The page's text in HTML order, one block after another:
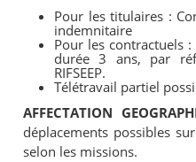
Pour les titulaires :
indemnitaire
Pour les contractuels
durée 3 ans, par
RIFSEEP.
Télétravail partiel
AFFECTATION
déplacements possibles
selon les missions.